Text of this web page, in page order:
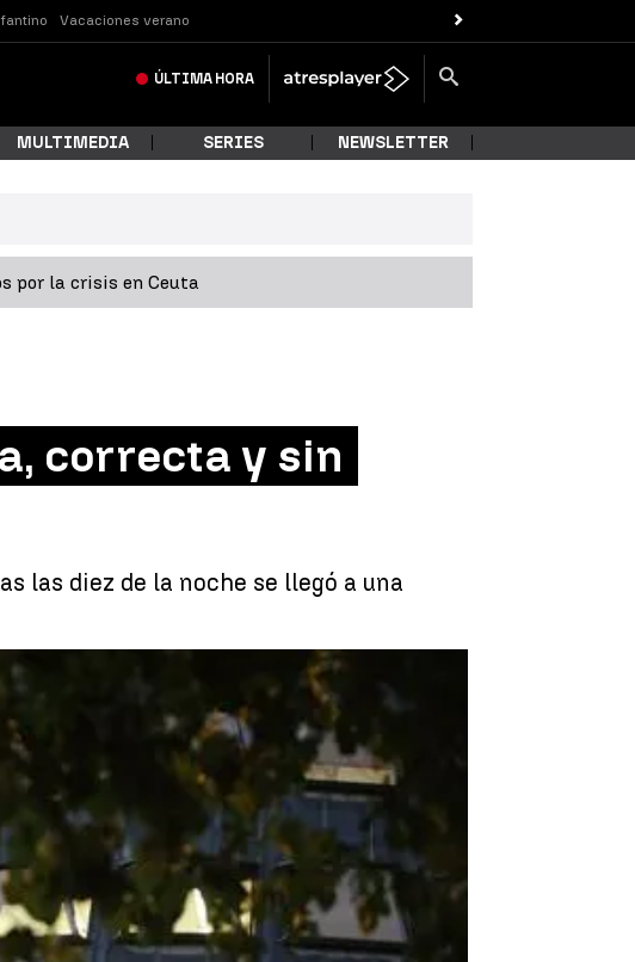
Vacaciones verano
ÚLTIMA HORA
MULTIMEDIA SERIES NEWSLETTER
por la crisis en Ceuta
correcta y sin
las diez de la noche se llegó a una
en el Tribunal Constitucional | Elena Salamanca | Ángel Negro